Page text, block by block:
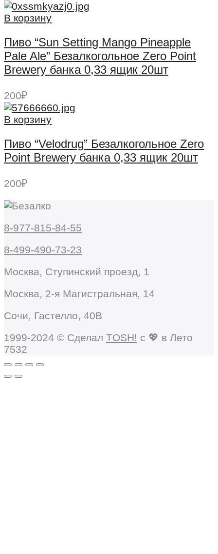
В корзину
Пиво “Sun Setting Mango Pineapple
Pale Ale” Безалкогольное Zero Point
Brewery банка 0,33 ящик 20шт
200₽
В корзину
Пиво “Velodrug” Безалкогольное Zero
Point Brewery банка 0,33 ящик 20шт
200₽
8-977-815-84-55
8-499-490-73-23
Москва, Ступинский проезд, 1
Москва, 2-я Магистральная, 14
Сочи, Гастелло, 40В
1999-2024 © Сделал TOSH! c 💖 в Лето
7532